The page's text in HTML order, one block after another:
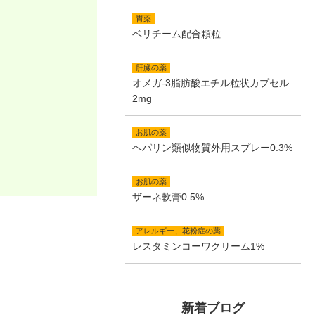
胃薬
ベリチーム配合顆粒
肝臓の薬
オメガ-3脂肪酸エチル粒状カプセル
2mg
お肌の薬
ヘパリン類似物質外用スプレー0.3%
お肌の薬
ザーネ軟膏0.5%
アレルギー、花粉症の薬
レスタミンコーワクリーム1%
新着ブログ